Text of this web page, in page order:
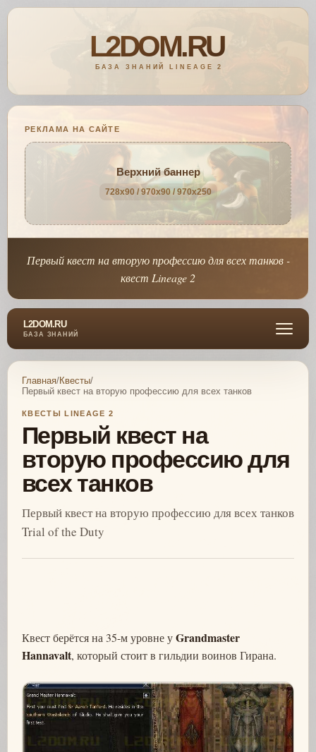
РЕКЛАМА НА САЙТЕ
Верхний баннер
728x90 / 970x90 / 970x250
Первый квест на вторую профессию для всех танков -
квест Lineage 2
L2DOM.RU
БАЗА ЗНАНИЙ
Главная/Квесты/
Первый квест на вторую профессию для всех танков
КВЕСТЫ LINEAGE 2
Первый квест на
вторую профессию для
всех танков
Первый квест на вторую профессию для всех танков
Trial of the Duty
Квест берётся на 35-м уровне уGrandmaster
Hannavalt, который стоит в гильдии воинов Гирана.